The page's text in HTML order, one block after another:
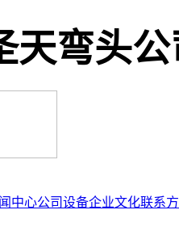
天弯头
中心公司设备企业文化联系